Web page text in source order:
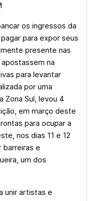
os ingressos da
para expor seus
presente nas
na
para levantar
por uma
Zona Sul, levou 4
em março deste
para ocupar a
nos dias 11 e 12
barreiras e
um dos
unir artistas e